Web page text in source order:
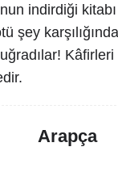
indirdiği
şey
Kâfirleri
Arapça